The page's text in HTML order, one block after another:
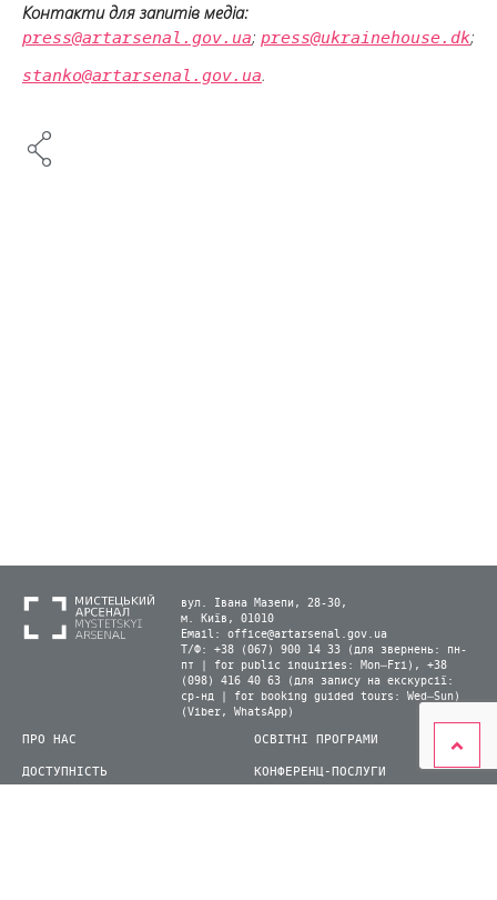
Контакти для запитів медіа:
press@artarsenal.gov.ua; press@ukrainehouse.dk;
stanko@artarsenal.gov.ua.
вул. Івана Мазепи, 28-30,
м. Київ, 01010
Email: office@artarsenal.gov.ua
Т/Ф: +38 (067) 900 14 33 (для звернень: пн-
пт | for public inquiries: Mon–Fri), +38
(098) 416 40 63 (для запису на екскурсії:
ср-нд | for booking guided tours: Wed–Sun)
(Viber, WhatsApp)
ПРО НАС
ДОСТУПНІСТЬ
ОСВІТНІ ПРОГРАМИ
КОНФЕРЕНЦ-ПОСЛУГИ